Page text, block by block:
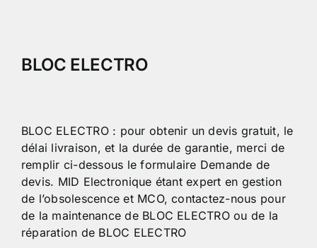
BLOC ELECTRO
BLOC ELECTRO : pour obtenir un devis gratuit, le
délai livraison, et la durée de garantie, merci de
remplir ci-dessous le formulaire Demande de
devis. MID Electronique étant expert en gestion
de l’obsolescence et MCO, contactez-nous pour
de la maintenance de BLOC ELECTRO ou de la
réparation de BLOC ELECTRO